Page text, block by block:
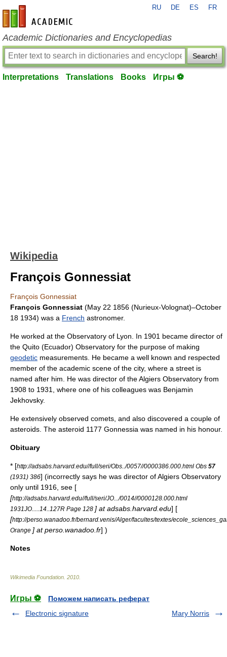
en-academic.com
RU DE ES FR
Academic Dictionaries and Encyclopedias
Search!
Interpretations Translations Books Игры ⚽
Wikipedia
François Gonnessiat
François Gonnessiat
François Gonnessiat (May 22 1856 (Nurieux-Volognat)–October
18 1934) was a French astronomer.
He worked at the Observatory of Lyon . In 1901 became director of
the Quito (Ecuador) Observatory for the purpose of making
geodetic measurements. He became a well known and respected
member of the academic scene of the city, where a street is
named after him. He was director of theAlgiers Observatory from
1908 to 1931, where one of his colleagues was Benjamin
Jekhovsky.
He extensively observed comets, and also discovered a couple of
asteroids. The asteroid 1177 Gonnessia was named in his honour.
Obituary
* [http://adsabs.harvard.edu//full/seri/Obs../0057//0000386.000.html Obs 57
(1931) 386] (incorrectly says he was director of Algiers Observatory
only until 1916, see [
[http://adsabs.harvard.edu//full/seri/JO.../0014//0000128.000.html
1931JO.....14..127R Page 128 ] at adsabs.harvard.edu] [
[http://perso.wanadoo.fr/bernard.venis/Alger/facultes/textes/
Orange ] at perso.wanadoo.fr] )
Notes
Wikimedia Foundation 2010
Игры ⚽
Поможем написать реферат
Electronic signature
Mary Norris